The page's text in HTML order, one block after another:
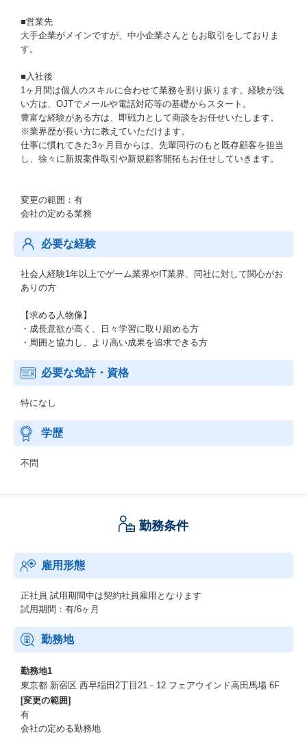
■営業先
大手企業がメインですが、中小企業さんともお取引をしておりま
す。
■入社後
1ヶ月間は個人のスキルに合わせて業務を割り振ります。経験が浅
い方は、OJTでメールや電話対応等の基礎からスタート。
豊富な経験がある方は、即戦力として商談をお任せいたします。
※業界歴が長い方に教えていただけます。
仕事に慣れてきた3ヶ月目からは、先輩同行のもと既存顧客を担当
し、徐々に新規案件取引や新規顧客開拓もお任せしていきます。
変更の範囲：有
会社の定める業務
必要な経験
社会人経験1年以上でゲーム業界やIT業界、同社に対して関心がお
ありの方
【求める人物像】
・成長意欲が高く、日々学習に取り組める方
・周囲と協力し、より高い成果を追求できる方
必要な免許・資格
特になし
学歴
不問
勤務条件
雇用形態
正社員 試用期間中は契約社員雇用となります
試用期間：有/6ヶ月
勤務地
勤務地1
東京都 新宿区 西早稲田2丁目21－12 フェアウインド高田馬場 6F
[変更の範囲]
有
会社の定める勤務地